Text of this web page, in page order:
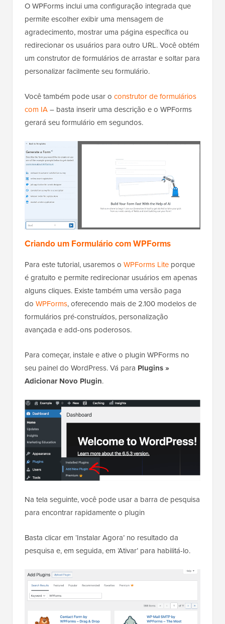
O WPForms inclui uma configuração integrada que
permite escolher exibir uma mensagem de
agradecimento, mostrar uma página específica ou
redirecionar os usuários para outro URL. Você obtém
um construtor de formulários de arrastar e soltar para
personalizar facilmente seu formulário.
Você também pode usar o construtor de formulários
com IA– basta inserir uma descrição e o WPForms
gerará seu formulário em segundos.
Criando um Formulário com WPForms
Para este tutorial, usaremos o WPForms Lite porque
é gratuito e permite redirecionar usuários em apenas
alguns cliques. Existe também uma versão paga
do WPForms, oferecendo mais de 2.100 modelos de
formulários pré-construídos, personalização
avançada e add-ons poderosos.
Para começar, instale e ative o plugin WPForms no
seu painel do WordPress. Vá para Plugins »
Adicionar Novo Plugin.
Na tela seguinte, você pode usar a barra de pesquisa
para encontrar rapidamente o plugin
Basta clicar em ‘Instalar Agora’ no resultado da
pesquisa e, em seguida, em ‘Ativar’ para habilitá-lo.